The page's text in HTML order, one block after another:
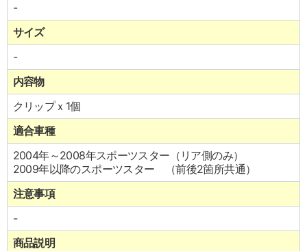
-
サイズ
-
内容物
クリップｘ1個
適合車種
2004年～2008年スポーツスター（リア側のみ）
2009年以降のスポーツスター （前後2箇所共通）
注意事項
-
商品説明